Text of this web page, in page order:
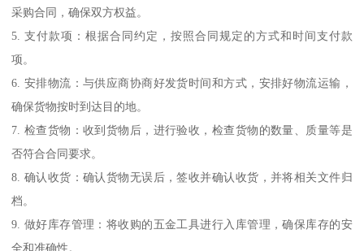
采购合同，确保双方权益。
5. 支付款项：根据合同约定，按照合同规定的方式和时间支付款
项。
6. 安排物流：与供应商协商好发货时间和方式，安排好物流运输，
确保货物按时到达目的地。
7. 检查货物：收到货物后，进行验收，检查货物的数量、质量等是
否符合合同要求。
8. 确认收货：确认货物无误后，签收并确认收货，并将相关文件归
档。
9. 做好库存管理：将收购的五金工具进行入库管理，确保库存的安
全和准确性。